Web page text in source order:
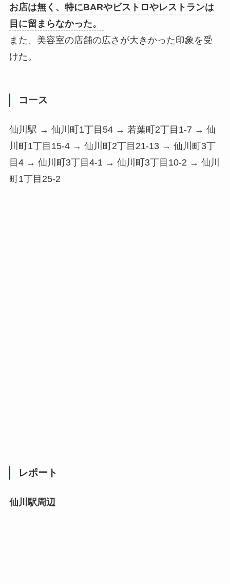
お店は無く、特にBARやビストロやレストランは
目に留まらなかった。
また、美容室の店舗の広さが大きかった印象を受
けた。
コース
仙川駅 → 仙川町1丁目54 → 若葉町2丁目1-7 → 仙
川町1丁目15-4 → 仙川町2丁目21-13 → 仙川町3丁
目4 → 仙川町3丁目4-1 → 仙川町3丁目10-2 → 仙川
町1丁目25-2
レポート
仙川駅周辺